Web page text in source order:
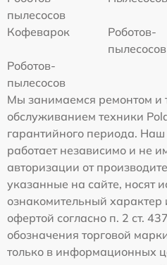
пылесосов
Кофеварок
Роботов-
пылесосов
Роботов-
пылесосов
Мы занимаемся ремонтом и
обслуживанием техники
гарантийного периода. Наш
работает независимо и не
авторизации от
указанные на сайте, носят
ознакомительный характер
офертой согласно п. 2 ст.
обозначения торговой
только в информационных